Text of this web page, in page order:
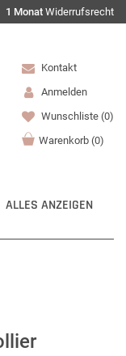
1 Monat Widerrufsrecht
Kontakt
Anmelden
Wunschliste (0)
Warenkorb (0)
ALLES ANZEIGEN